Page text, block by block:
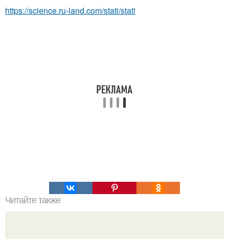
https://science.ru-land.com/stati/stati
Читайте также